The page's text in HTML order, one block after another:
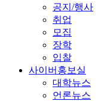
공지/행사
취업
모집
장학
입찰
사이버홍보실
대학뉴스
언론뉴스